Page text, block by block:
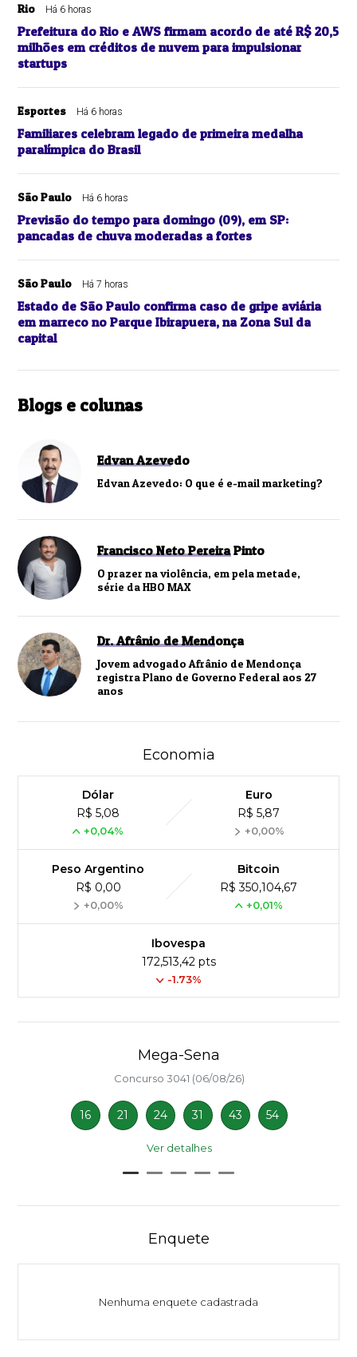
Rio Há 6 horas
Prefeitura do Rio e AWS firmam acordo de até R$ 20,5
milhões em créditos de nuvem para impulsionar
startups
Esportes Há 6 horas
Familiares celebram legado de primeira medalha
paralímpica do Brasil
São Paulo Há 6 horas
Previsão do tempo para domingo (09), em SP:
pancadas de chuva moderadas a fortes
São Paulo Há 7 horas
Estado de São Paulo confirma caso de gripe aviária
em marreco no Parque Ibirapuera, na Zona Sul da
capital
Blogs e colunas
Edvan Azevedo
Edvan Azevedo: O que é e-mail marketing?
Francisco Neto Pereira Pinto
O prazer na violência, em pela metade,
série da HBO MAX
Dr. Afrânio de Mendonça
Jovem advogado Afrânio de Mendonça
registra Plano de Governo Federal aos 27
anos
Economia
Dólar
R$ 5,08
+0,04%
Euro
R$ 5,87
+0,00%
Peso Argentino
R$ 0,00
+0,00%
Bitcoin
R$ 350,104,67
+0,01%
Ibovespa
172,513,42 pts
-1.73%
Mega-Sena
Concurso 3041 (06/08/26)
16 21 24 31 43 54
Ver detalhes
Enquete
Nenhuma enquete cadastrada